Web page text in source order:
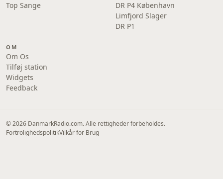
Top Sange
DR P4 København
Limfjord Slager
DR P1
OM
Om Os
Tilføj station
Widgets
Feedback
© 2026 DanmarkRadio.com. Alle rettigheder forbeholdes.
FortrolighedspolitikVilkår for Brug